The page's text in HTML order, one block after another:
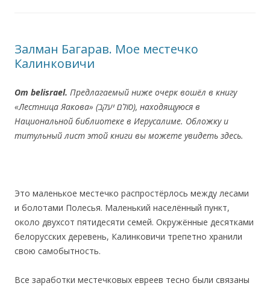
Залман Багарав. Мое местечко
Калинковичи
От belisrael. Предлагаемый ниже очерк вошёл в книгу
«Лестница Яакова» (סולם יעקב), находящуюся в
Национальной библиотеке в Иерусалиме. Обложку и
титульный лист этой книги вы можете увидеть здесь.
Это маленькое местечко распростёрлось между лесами
и болотами Полесья. Маленький населённый пункт,
около двухсот пятидесяти семей. Окружённые десятками
белорусских деревень, Калинковичи трепетно хранили
свою самобытность.
Все заработки местечковых евреев тесно были связаны